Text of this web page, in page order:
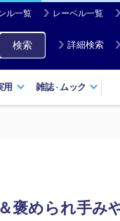
ル一覧 レーベル一覧
検索 詳細検索
用 雑誌・ ムック
褒められ手み